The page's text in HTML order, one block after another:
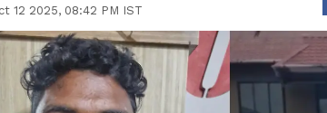
12 2025, 08:42 PM IST